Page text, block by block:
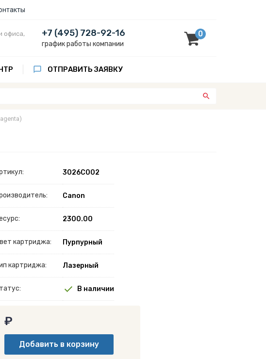
офиса,
+7 (495) 728-92-16
график работы компании
0
ОТПРАВИТЬ ЗАЯВКУ
3026C002
Canon
2300.00
картриджа: Пурпурный
картриджа: Лазерный
В наличии
₽